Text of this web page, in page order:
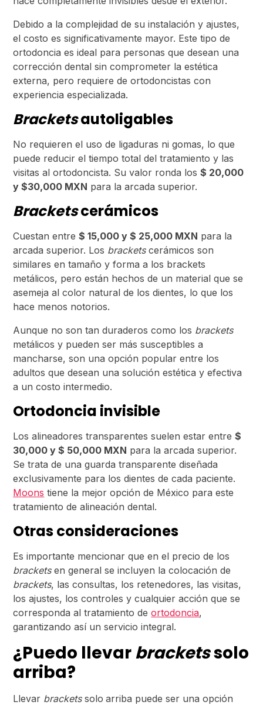
Debido a la complejidad de su instalación y ajustes,
el costo es significativamente mayor. Este tipo de
ortodoncia es ideal para personas que desean una
corrección dental sin comprometer la estética
externa, pero requiere de ortodoncistas con
experiencia especializada.
Bracketsautoligables
No requieren el uso de ligaduras ni gomas, lo que
puede reducir el tiempo total del tratamiento y las
visitas al ortodoncista. Su valor ronda los$ 20,000
y $30,000 MXN para la arcada superior.
Bracketscerámicos
Cuestan entre$ 15,000 y $ 25,000 MXN para la
arcada superior. Los bracketscerámicos son
similares en tamaño y forma a los brackets
metálicos, pero están hechos de un material que se
asemeja al color natural de los dientes, lo que los
hace menos notorios.
Aunque no son tan duraderos como los brackets
metálicos y pueden ser más susceptibles a
mancharse, son una opción popular entre los
adultos que desean una solución estética y efectiva
a un costo intermedio.
Ortodoncia invisible
Los alineadores transparentes suelen estar entre$
30,000 y $ 50,000 MXN para la arcada superior.
Se trata de una guarda transparente diseñada
exclusivamente para los dientes de cada paciente.
Moons tiene la mejor opción de México para este
tratamiento de alineación dental.
Otras consideraciones
Es importante mencionar que en el precio de los
bracketsen general se incluyen la colocación de
brackets, las consultas, los retenedores, las visitas,
los ajustes, los controles y cualquier acción que se
corresponda al tratamiento deortodoncia,
garantizando así un servicio integral.
¿Puedo llevarbracketssolo
arriba?
Llevar bracketssolo arriba puede ser una opción